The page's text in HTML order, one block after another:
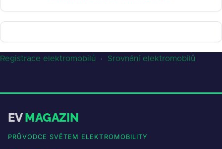
Registrace elektromobilů · Srovnání elektromobilů
EVMAGAZIN
PRŮVODCE SVĚTEM ELEKTROMOBILITY